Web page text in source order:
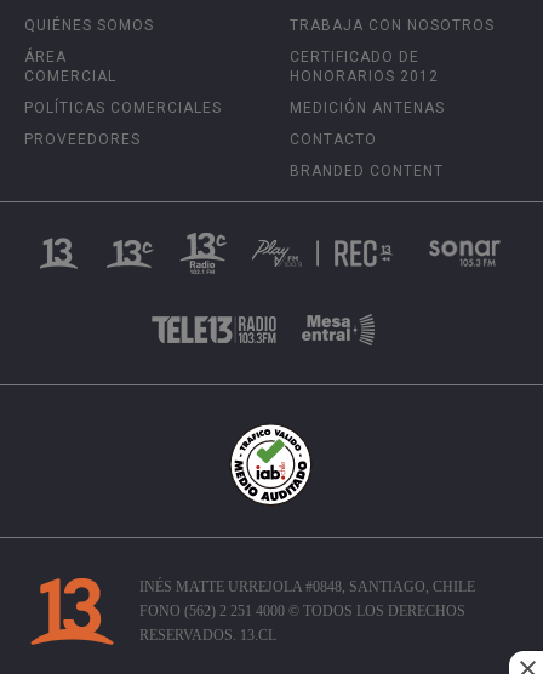
QUIÉNES SOMOS
ÁREA
COMERCIAL
POLÍTICAS COMERCIALES
PROVEEDORES
TRABAJA CON NOSOTROS
CERTIFICADO DE
HONORARIOS 2012
MEDICIÓN ANTENAS
CONTACTO
BRANDED CONTENT
INÉS MATTE URREJOLA #0848, SANTIAGO, CHILE
FONO (562) 2 251 4000 © TODOS LOS DERECHOS
RESERVADOS. 13.CL